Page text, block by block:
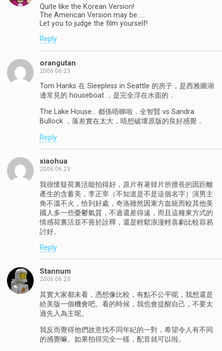
Quite like the Korean Version!
The American Version may be…..
Let you to judge the film yourself!
Reply
orangutan
2006.06.23
Tom Hanks 在 Sleepless in Seattle 的房子，是西雅圖湖
邊常見的 houseboat ，是完全浮在水面的．
The Lake House… 都係唔睇啦．全智賢 vs Sandra
Bullock ，落差實在太大，唔想破壞原版的良好感覺．
Reply
xiaohua
2006.06.23
我很懷疑荷裏活能拍得好，原片有著韓片所擅長的因距離
產生的含蓄美，李正宰（不知道是不是這個名字）演男主
角不溫不火，恰到好處，奇洛雖然因東方血統而較其他美
國人多一些憂鬱氣質，不過還差得遠，而且這種東方式的
情感荷裏活並不善於詮釋，還是輕鬆浪漫輕喜劇比較容易
討好。
Reply
Stannum
2006.06.23
其實大家都未看，憑想像比較，有點不公平呢，我想還是
給美版一個機會吧。看的時候，我也會提醒自己，不要太
過先入為主呢。
我反而覺得他們故意找不同年紀的一對，希望令人有不同
的感覺嘛。如果拍得完全一樣，配音就可以啦。